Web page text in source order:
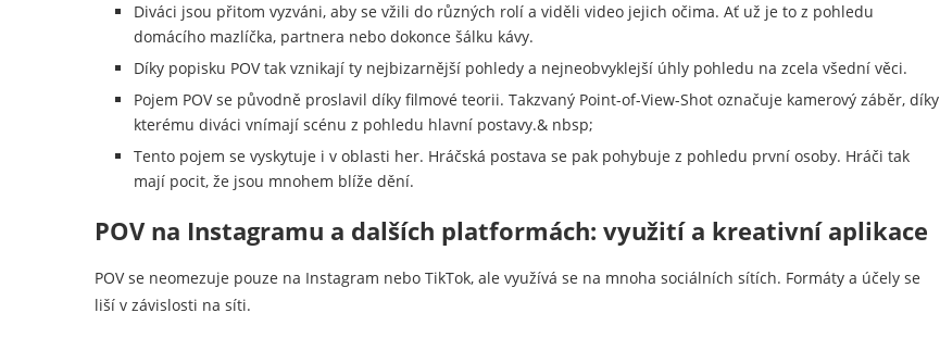
Diváci jsou přitom vyzváni, aby se vžili do různých rolí a viděli video jejich očima. Ať už je to z pohledu
domácího mazlíčka, partnera nebo dokonce šálku kávy.
Díky popisku POV tak vznikají ty nejbizarnější pohledy a nejneobvyklejší úhly pohledu na zcela všední věci.
Pojem POV se původně proslavil díky filmové teorii. Takzvaný Point-of-View-Shot označuje kamerový záběr, díky
kterému diváci vnímají scénu z pohledu hlavní postavy.& nbsp;
Tento pojem se vyskytuje i v oblasti her. Hráčská postava se pak pohybuje z pohledu první osoby. Hráči tak
mají pocit, že jsou mnohem blíže dění.
POV na Instagramu a dalších platformách: využití a kreativní aplikace
POV se neomezuje pouze na Instagram nebo TikTok, ale využívá se na mnoha sociálních sítích. Formáty a účely se
liší v závislosti na síti.